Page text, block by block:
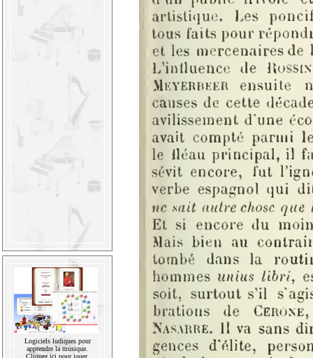
Logiciels ludiques pour
apprendre la musique.
Cliquez ici pour jouer.